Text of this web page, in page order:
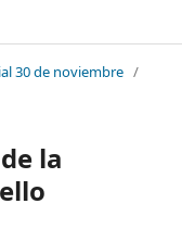
30 de noviembre /
la